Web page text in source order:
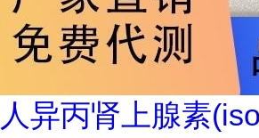
人异丙肾上腺素